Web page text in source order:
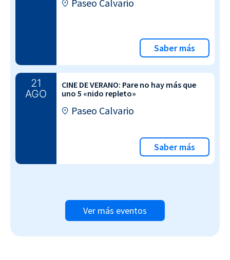
Paseo Calvario
Saber más
21
AGO
CINE DE VERANO: Pare no hay más que
uno 5 «nido repleto»
Paseo Calvario
Saber más
Ver más eventos